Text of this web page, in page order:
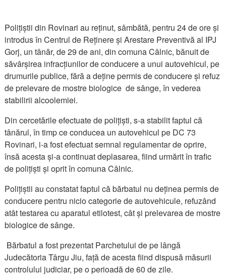
Polițiștii din Rovinari au reținut, sâmbătă, pentru 24 de ore și
introdus în Centrul de Reținere și Arestare Preventivă al IPJ
Gorj, un tânăr, de 29 de ani, din comuna Câlnic, bănuit de
săvârșirea infracțiunilor de conducere a unui autovehicul, pe
drumurile publice, fără a deține permis de conducere și refuz
de prelevare de mostre biologice de sânge, în vederea
stabilirii alcoolemiei.
Din cercetările efectuate de polițiști, s-a stabilit faptul că
tânărul, în timp ce conducea un autovehicul pe DC 73
Rovinari, i-a fost efectuat semnal regulamentar de oprire,
însă acesta și-a continuat deplasarea, fiind urmărit în trafic
de polițiști și oprit în comuna Câlnic.
Polițiștii au constatat faptul că bărbatul nu deținea permis de
conducere pentru nicio categorie de autovehicule, refuzând
atât testarea cu aparatul etilotest, cât și prelevarea de mostre
biologice de sânge.
Bărbatul a fost prezentat Parchetului de pe lângă
Judecătoria Târgu Jiu, față de acesta fiind dispusă măsurii
controlului judiciar, pe o perioadă de 60 de zile.